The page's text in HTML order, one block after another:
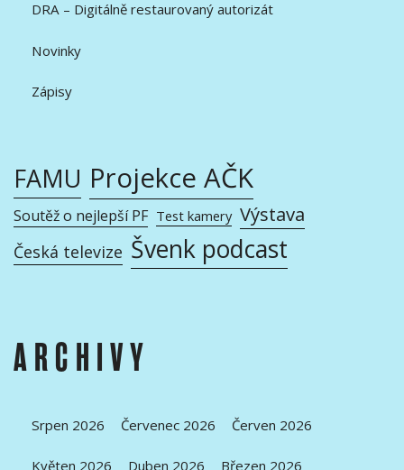
DRA – Digitálně restaurovaný autorizát
Novinky
Zápisy
FAMU Projekce AČK
Soutěž o nejlepší PF Test kamery Výstava
Česká televize Švenk podcast
ARCHIVY
Srpen 2026 Červenec 2026 Červen 2026
Květen 2026 Duben 2026 Březen 2026